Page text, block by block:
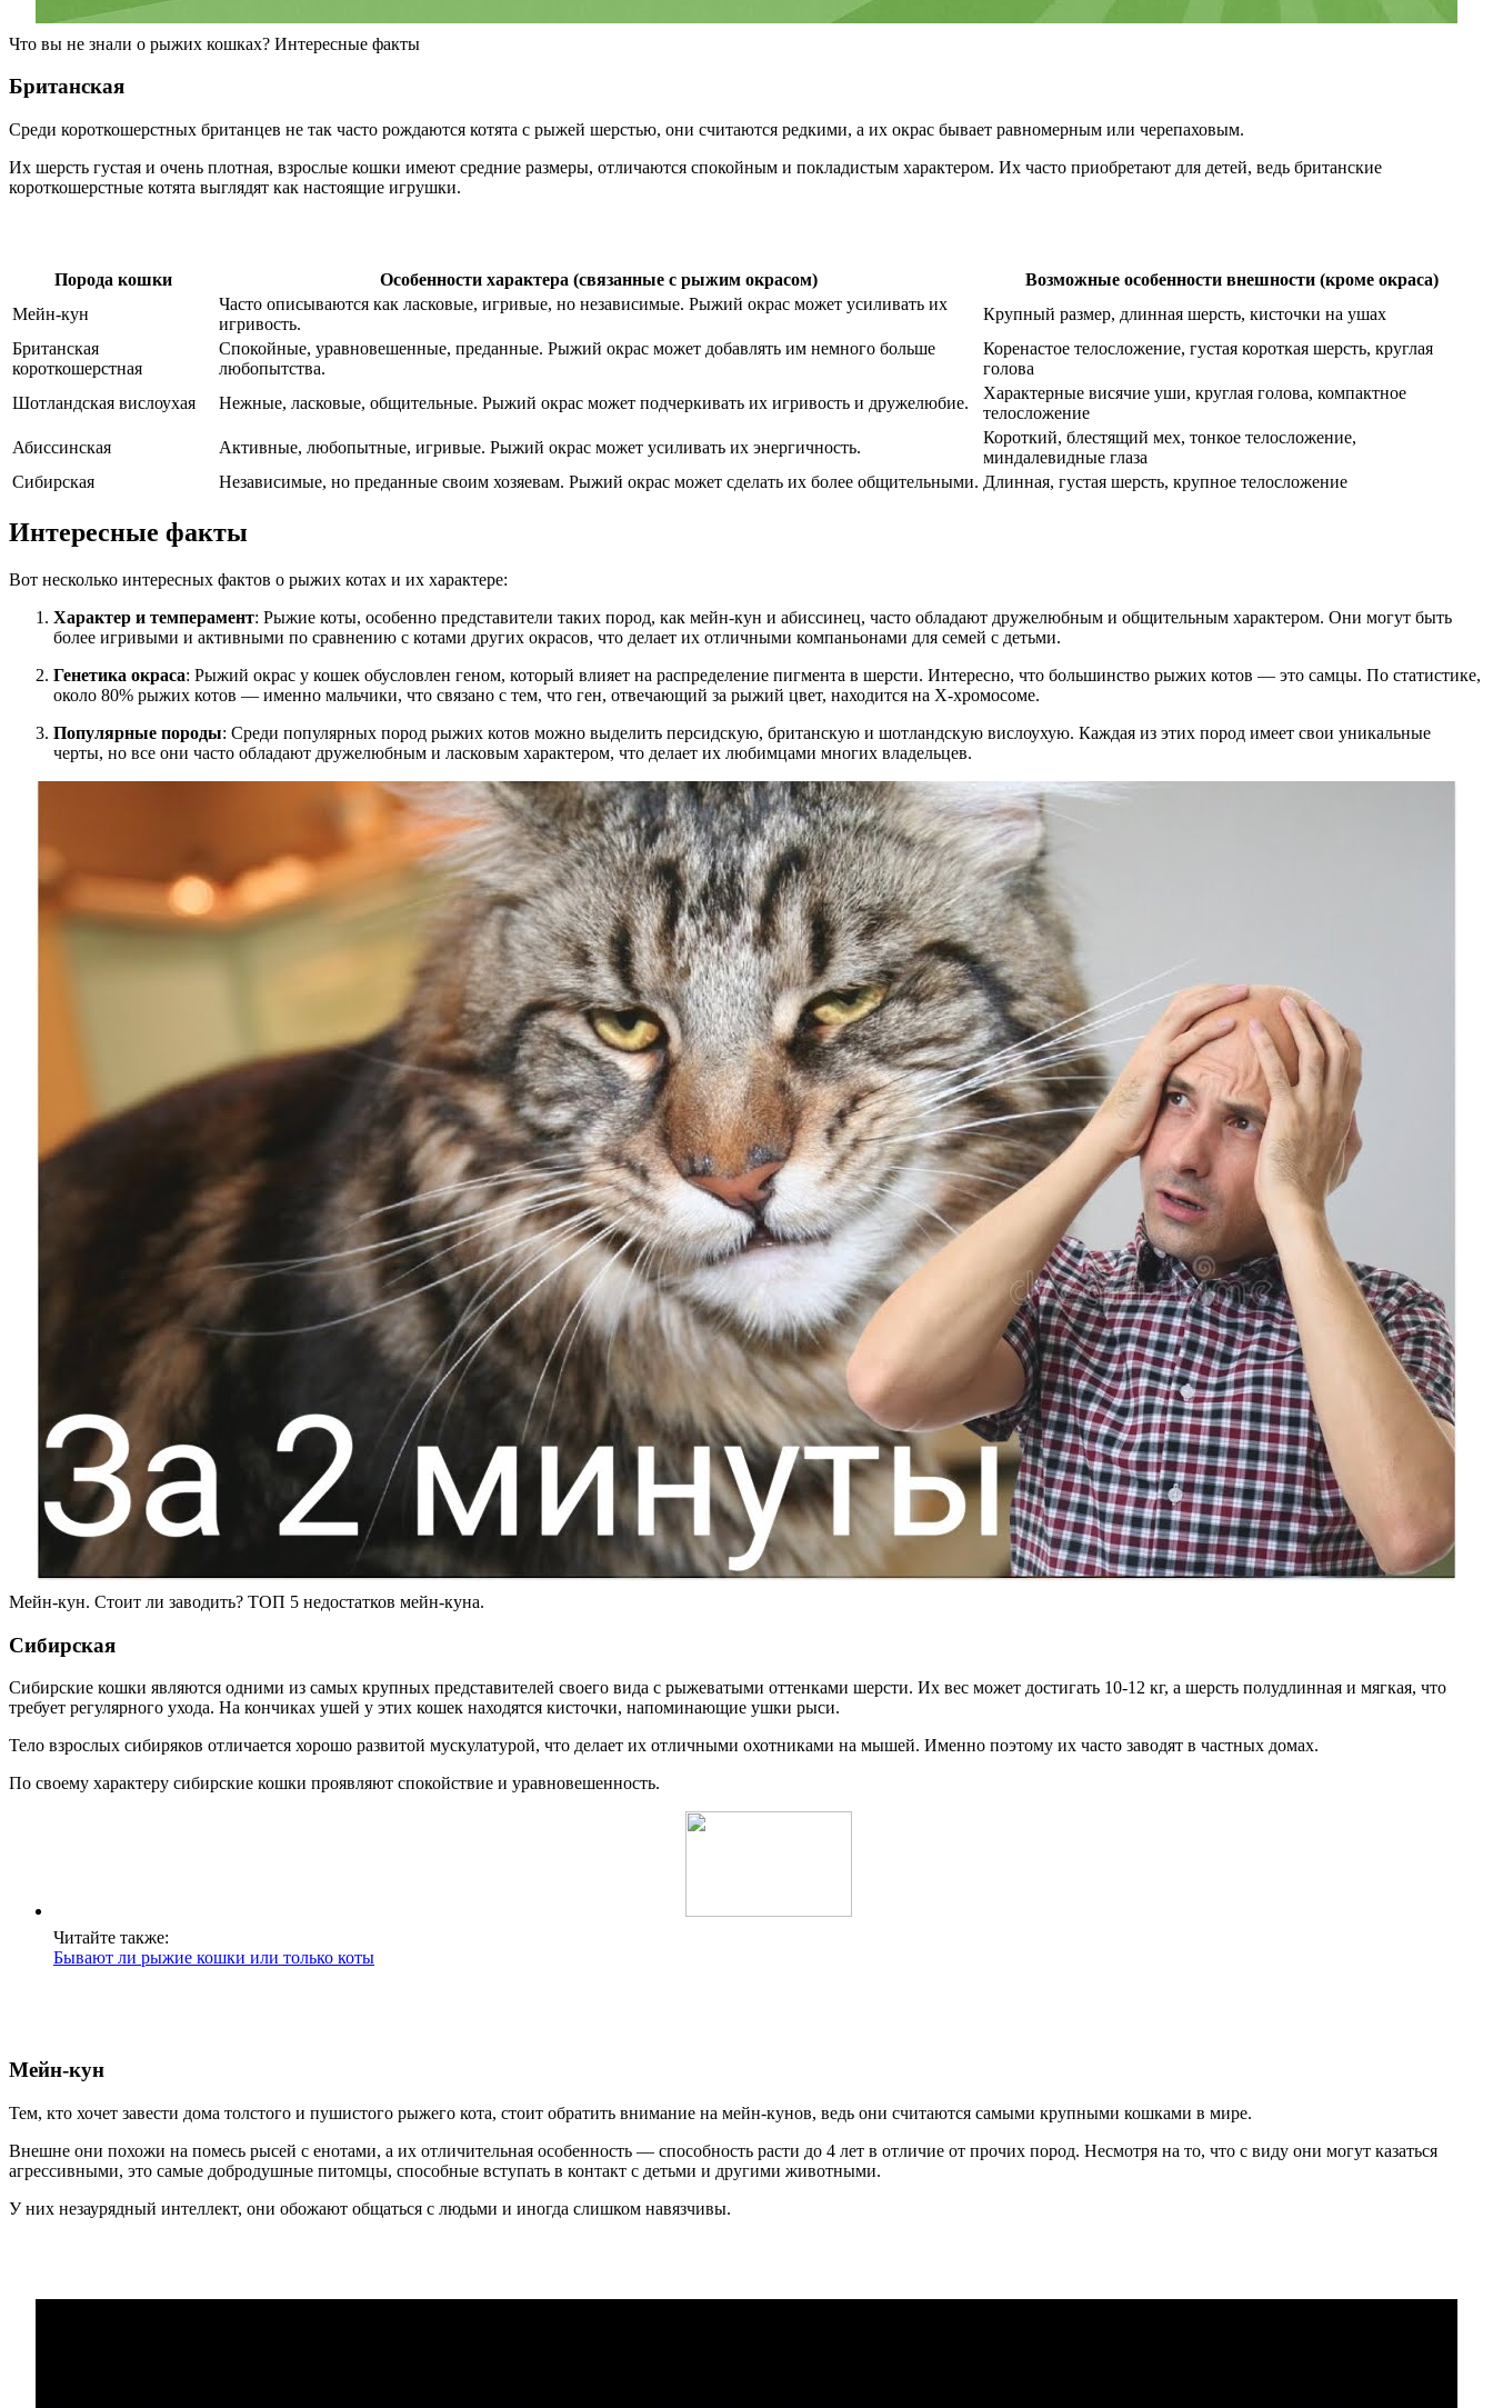
Что вы не знали о рыжих кошках? Интересные факты
Британская
Среди короткошерстных британцев не так часто рождаются котята с рыжей шерстью, они считаются редкими, а их окрас бывает равномерным или черепаховым.
Их шерсть густая и очень плотная, взрослые кошки имеют средние размеры, отличаются спокойным и покладистым характером. Их часто приобретают для детей, ведь британские
короткошерстные котята выглядят как настоящие игрушки.
Порода кошки Особенности характера (связанные с рыжим окрасом)
Возможные особенности внешности (кроме окраса)
Мейн-кун
Часто описываются как ласковые, игривые, но независимые. Рыжий окрас может усиливать их
игривость.
Крупный размер, длинная шерсть, кисточки на ушах
Британская
короткошерстная
Спокойные, уравновешенные, преданные. Рыжий окрас может добавлять им немного больше
любопытства.
Коренастое телосложение, густая короткая шерсть, круглая
голова
Шотландская вислоухая
Нежные, ласковые, общительные. Рыжий окрас может подчеркивать их игривость и дружелюбие.
Характерные висячие уши, круглая голова, компактное
телосложение
Абиссинская
Активные, любопытные, игривые. Рыжий окрас может усиливать их энергичность.
Короткий, блестящий мех, тонкое телосложение,
миндалевидные глаза
Сибирская
Независимые, но преданные своим хозяевам. Рыжий окрас может сделать их более общительными. Длинная, густая шерсть, крупное телосложение
Интересные факты
Вот несколько интересных фактов о рыжих котах и их характере:
Характер и темперамент: Рыжие коты, особенно представители таких пород, как мейн-кун и абиссинец, часто обладают дружелюбным и общительным характером. Они могут быть
более игривыми и активными по сравнению с котами других окрасов, что делает их отличными компаньонами для семей с детьми.
Генетика окраса: Рыжий окрас у кошек обусловлен геном, который влияет на распределение пигмента в шерсти. Интересно, что большинство рыжих котов — это самцы. По статистике,
около 80% рыжих котов — именно мальчики, что связано с тем, что ген, отвечающий за рыжий цвет, находится на X-хромосоме.
Популярные породы: Среди популярных пород рыжих котов можно выделить персидскую, британскую и шотландскую вислоухую. Каждая из этих пород имеет свои уникальные
черты, но все они часто обладают дружелюбным и ласковым характером, что делает их любимцами многих владельцев.
Мейн-кун. Стоит ли заводить? ТОП 5 недостатков мейн-куна.
Сибирская
Сибирские кошки являются одними из самых крупных представителей своего вида с рыжеватыми оттенками шерсти. Их вес может достигать 10-12 кг, а шерсть полудлинная и мягкая, что
требует регулярного ухода. На кончиках ушей у этих кошек находятся кисточки, напоминающие ушки рыси.
Тело взрослых сибиряков отличается хорошо развитой мускулатурой, что делает их отличными охотниками на мышей. Именно поэтому их часто заводят в частных домах.
По своему характеру сибирские кошки проявляют спокойствие и уравновешенность.
Читайте также:
Бывают ли рыжие кошки или только коты
Мейн-кун
Тем, кто хочет завести дома толстого и пушистого рыжего кота, стоит обратить внимание на мейн-кунов, ведь они считаются самыми крупными кошками в мире.
Внешне они похожи на помесь рысей с енотами, а их отличительная особенность — способность расти до 4 лет в отличие от прочих пород. Несмотря на то, что с виду они могут казаться
агрессивными, это самые добродушные питомцы, способные вступать в контакт с детьми и другими животными.
У них незаурядный интеллект, они обожают общаться с людьми и иногда слишком навязчивы.